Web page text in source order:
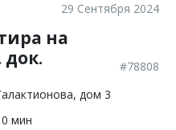
29 Сентября 2024
на
док.
#78808
дом 3
мин